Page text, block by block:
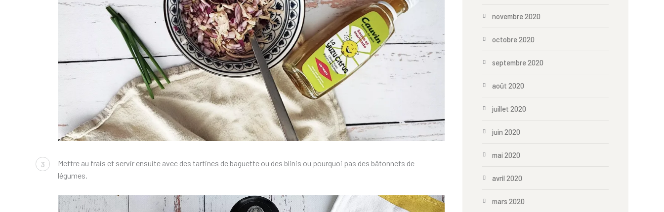
3
Mettre au frais et servir ensuite avec des tartines de baguette ou des blinis ou pourquoi pas des bâtonnets de
légumes.
novembre 2020
octobre 2020
septembre 2020
août 2020
juillet 2020
juin 2020
mai 2020
avril 2020
mars 2020